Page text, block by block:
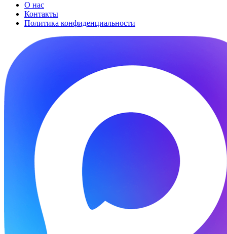
О нас
Контакты
Политика конфиденциальности